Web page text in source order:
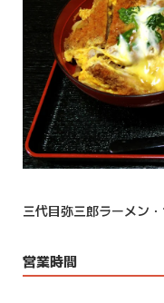
三代目弥三郎ラーメン
営業時間